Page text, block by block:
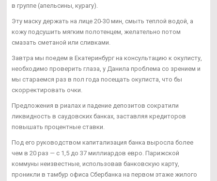
в группе (апельсины, курагу).
Эту маску держать на лице 20-30 мин, смыть теплой водой, а
кожу подсушить мягким полотенцем, желательно потом
смазать сметаной или сливками.
Завтра мы поедем в Екатеринбург на консультацию к окулисту,
необходимо проверить глаза, у Данила проблема со зрением и
мы стараемся раз в пол года посещать окулиста, что бы
скорректировать очки.
Предложения в риалах и падение депозитов сократили
ликвидность в саудовских банках, заставляя кредиторов
повышать процентные ставки.
Под его руководством капитализация банка выросла более
чем в 20 раз — с 1,5 до 37 миллиардов евро. Парижской
коммуны неизвестные, использовав банковскую карту,
проникли в тамбур офиса Сбербанка на первом этаже жилого